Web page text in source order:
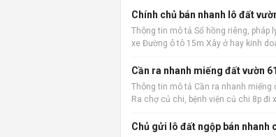
Chính chủ bán nhanh lô đất
Thông tin mô tả Sổ hồng riêng, pháp
xe Đường ô tô 15m Xây ở hay kinh
Cần ra nhanh miếng đất vườn
Thông tin mô tả Cần ra nhanh miếng
Ra chợ củ chi, bệnh viện củ chi 8p
Chủ gửi lô đất ngộp bán nhanh